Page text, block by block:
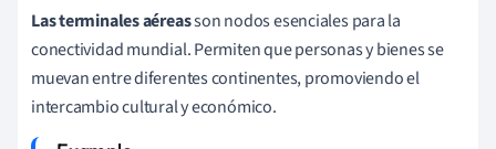
Las terminales aéreasson nodos esenciales para la
conectividad mundial. Permiten que personas y bienes se
muevan entre diferentes continentes, promoviendo el
intercambio cultural y económico.